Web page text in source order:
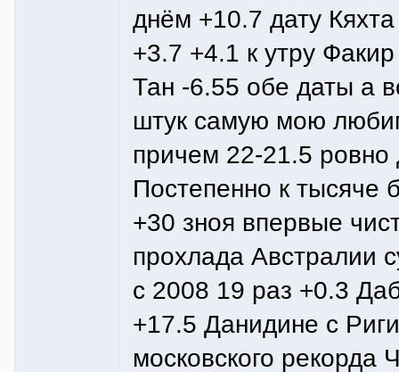
днём +10.7 дату
+3.7 +4.1 к утру
Тан -6.55 обе даты а
штук самую мою
причем 22-21.5 ровно
Постепенно к тысяче
+30 зноя впервые
прохлада Австралии
с 2008 19 раз +0.3
+17.5 Данидине с
московского